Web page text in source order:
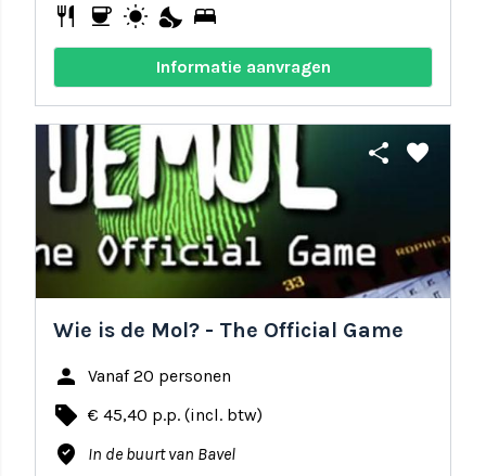
restaurant coffee wb_sunny nights_stay bed
Informatie aanvragen
share favorite
Wie is de Mol? - The Official Game
person Vanaf 20 personen
local_offer € 45,40 p.p. (incl. btw)
where_to_vote In de buurt van Bavel